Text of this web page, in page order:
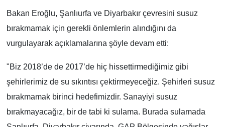
Bakan Eroğlu, Şanlıurfa ve Diyarbakır çevresini susuz
bırakmamak için gerekli önlemlerin alındığını da
vurgulayarak açıklamalarına şöyle devam etti:
"Biz 2018’de de 2017’de hiç hissettirmediğimiz gibi
şehirlerimiz de su sıkıntısı çektirmeyeceğiz. Şehirleri susuz
bırakmamak birinci hedefimizdir. Sanayiyi susuz
bırakmayacağız, bir de tabi ki sulama. Burada sulamada